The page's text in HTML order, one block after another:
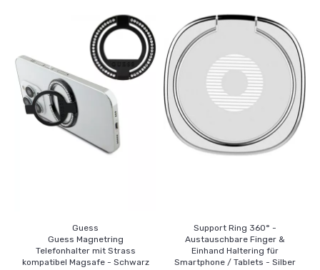
Guess
Guess Magnetring
Telefonhalter mit Strass
kompatibel Magsafe - Schwarz
Support Ring 360° -
Austauschbare Finger &
Einhand Haltering für
Smartphone / Tablets - Silber